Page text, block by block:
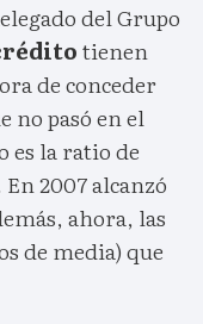
del Grupo
tienen
de conceder
no pasó en el
es la ratio de
2007 alcanzó
ahora, las
de media) que